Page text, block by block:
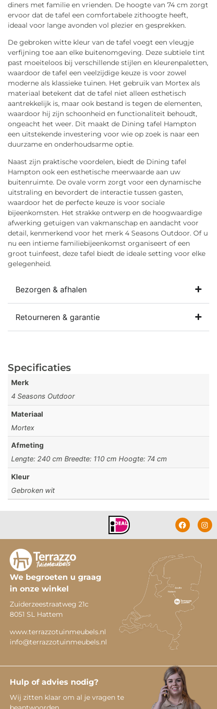
diners met familie en vrienden. De hoogte van 74 cm zorgt
ervoor dat de tafel een comfortabele zithoogte heeft,
ideaal voor lange avonden vol plezier en gesprekken.
De gebroken witte kleur van de tafel voegt een vleugje
verfijning toe aan elke buitenomgeving. Deze subtiele tint
past moeiteloos bij verschillende stijlen en kleurenpaletten,
waardoor de tafel een veelzijdige keuze is voor zowel
moderne als klassieke tuinen. Het gebruik van Mortex als
materiaal betekent dat de tafel niet alleen esthetisch
aantrekkelijk is, maar ook bestand is tegen de elementen,
waardoor hij zijn schoonheid en functionaliteit behoudt,
ongeacht het weer. Dit maakt de Dining tafel Hampton
een uitstekende investering voor wie op zoek is naar een
duurzame en onderhoudsarme optie.
Naast zijn praktische voordelen, biedt de Dining tafel
Hampton ook een esthetische meerwaarde aan uw
buitenruimte. De ovale vorm zorgt voor een dynamische
uitstraling en bevordert de interactie tussen gasten,
waardoor het de perfecte keuze is voor sociale
bijeenkomsten. Het strakke ontwerp en de hoogwaardige
afwerking getuigen van vakmanschap en aandacht voor
detail, kenmerkend voor het merk 4 Seasons Outdoor. Of u
nu een intieme familiebijeenkomst organiseert of een
groot tuinfeest, deze tafel biedt de ideale setting voor elke
gelegenheid.
Bezorgen & afhalen
Retourneren & garantie
Specificaties
Merk
4 Seasons Outdoor
Materiaal
Mortex
Afmeting
Lengte: 240 cm Breedte: 110 cm Hoogte: 74 cm
Kleur
Gebroken wit
We begroeten u graag
in onze winkel
Zuiderzeestraatweg 21c
8051 SL Hattem
www.terrazzotuinmeubels.nl
info@terrazzotuinmeubels.nl
Hulp of advies nodig?
Wij zitten klaar om al je vragen te